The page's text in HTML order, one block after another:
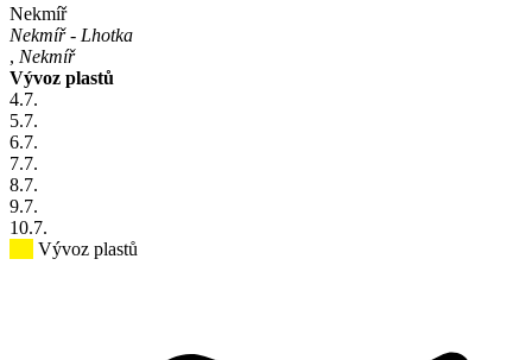
Nekmíř
Nekmíř - Lhotka
, Nekmíř
Vývoz plastů
4.7.
5.7.
6.7.
7.7.
8.7.
9.7.
10.7.
Vývoz plastů